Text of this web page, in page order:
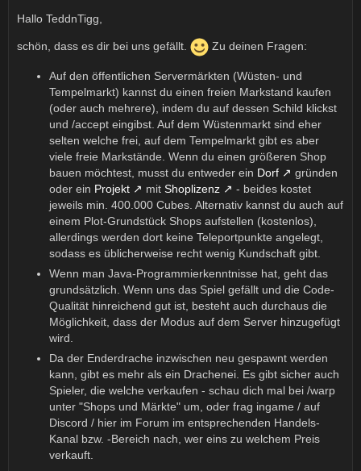
Hallo TeddnTigg,
schön, dass es dir bei uns gefällt. Zu deinen Fragen:
Auf den öffentlichen Servermärkten (Wüsten- und
Tempelmarkt) kannst du einen freien Markstand kaufen
(oder auch mehrere), indem du auf dessen Schild klickst
und /accept eingibst. Auf dem Wüstenmarkt sind eher
selten welche frei, auf dem Tempelmarkt gibt es aber
viele freie Markstände. Wenn du einen größeren Shop
bauen möchtest, musst du entweder ein Dorf
gründen
oder ein Projekt mit Shoplizenz
- beides kostet
jeweils min. 400.000 Cubes. Alternativ kannst du auch auf
einem Plot-Grundstück Shops aufstellen (kostenlos),
allerdings werden dort keine Teleportpunkte angelegt,
sodass es üblicherweise recht wenig Kundschaft gibt.
Wenn man Java-Programmierkenntnisse hat, geht das
grundsätzlich. Wenn uns das Spiel gefällt und die Code-
Qualität hinreichend gut ist, besteht auch durchaus die
Möglichkeit, dass der Modus auf dem Server hinzugefügt
wird.
Da der Enderdrache inzwischen neu gespawnt werden
kann, gibt es mehr als ein Drachenei. Es gibt sicher auch
Spieler, die welche verkaufen - schau dich mal bei /warp
unter "Shops und Märkte" um, oder frag ingame / auf
Discord / hier im Forum im entsprechenden Handels-
Kanal bzw. -Bereich nach, wer eins zu welchem Preis
verkauft.